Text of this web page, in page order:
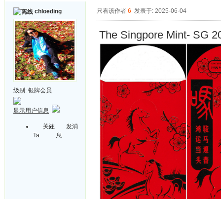
chloeding
级别: 银牌会员
显示用户信息
关注
Ta
发消
息
只看该作者 6 发表于: 2025-06-04
The Singpore Mint- SG